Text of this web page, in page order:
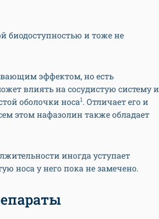
биодоступностью и тоже не
эффектом, но есть
влиять на сосудистую систему и
оболочки носа1. Отличает его и
этом нафазолин также обладает
иногда уступает
носа у него пока не замечено.